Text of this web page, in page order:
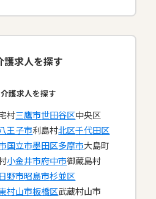
護求人を探す
護求人を探す
村三鷹市世田谷区中央区
八王子市利島村北区千代田区
国立市墨田区多摩市大島町
小金井市府中市御蔵島村
日野市昭島市杉並区
村山市板橋区武蔵村山市